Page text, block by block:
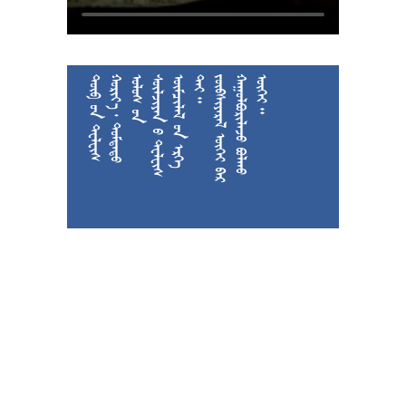

































































  






































 